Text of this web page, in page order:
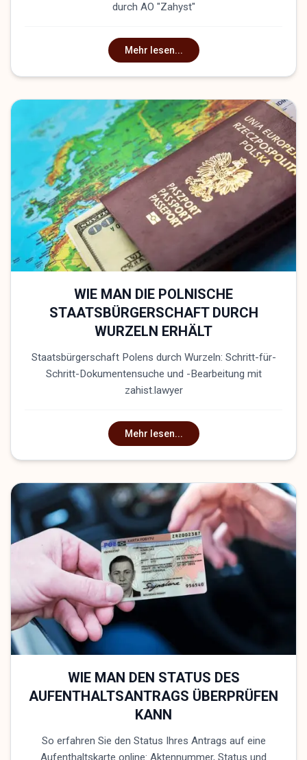
durch AO "Zahyst"
Mehr lesen...
WIE MAN DIE POLNISCHE
STAATSBÜRGERSCHAFT DURCH
WURZELN ERHÄLT
Staatsbürgerschaft Polens durch Wurzeln: Schritt-für-
Schritt-Dokumentensuche und -Bearbeitung mit
zahist.lawyer
Mehr lesen...
WIE MAN DEN STATUS DES
AUFENTHALTSANTRAGS ÜBERPRÜFEN
KANN
So erfahren Sie den Status Ihres Antrags auf eine
Aufenthaltskarte online: Aktennummer, Status und